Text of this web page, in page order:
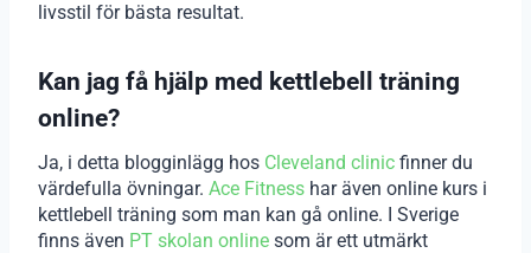
livsstil för bästa resultat.
Kan jag få hjälp med kettlebell träning
online?
Ja, i detta blogginlägg hos Cleveland clinic finner du
värdefulla övningar. Ace Fitness har även online kurs i
kettlebell träning som man kan gå online. I Sverige
finns även PT skolan online som är ett utmärkt